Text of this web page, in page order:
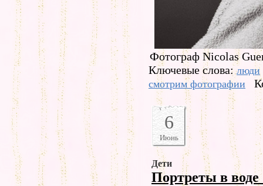
Фотограф Nicolas
Ключевые слова:люди
смотрим фотографии
6
Июнь
Дети
Портреты в воде